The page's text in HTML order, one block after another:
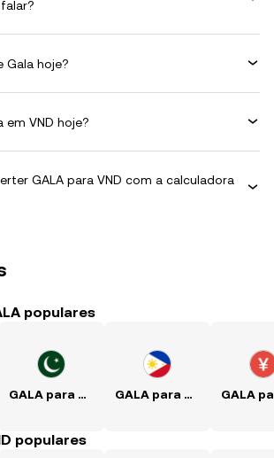
Gala hoje?
em VND hoje?
GALA para VND com a calculadora
populares
GALA para PKR GALA para PHP
populares